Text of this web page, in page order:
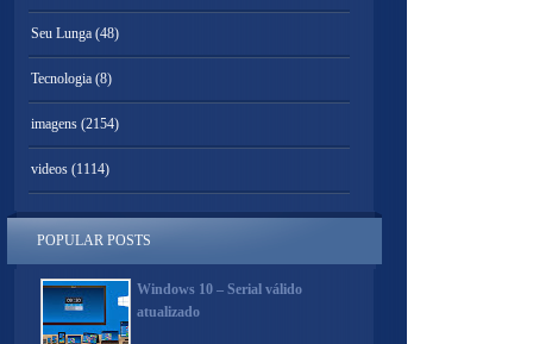
Seu Lunga (48)
Tecnologia (8)
imagens (2154)
videos (1114)
POPULAR POSTS
Windows 10 – Serial válido
atualizado